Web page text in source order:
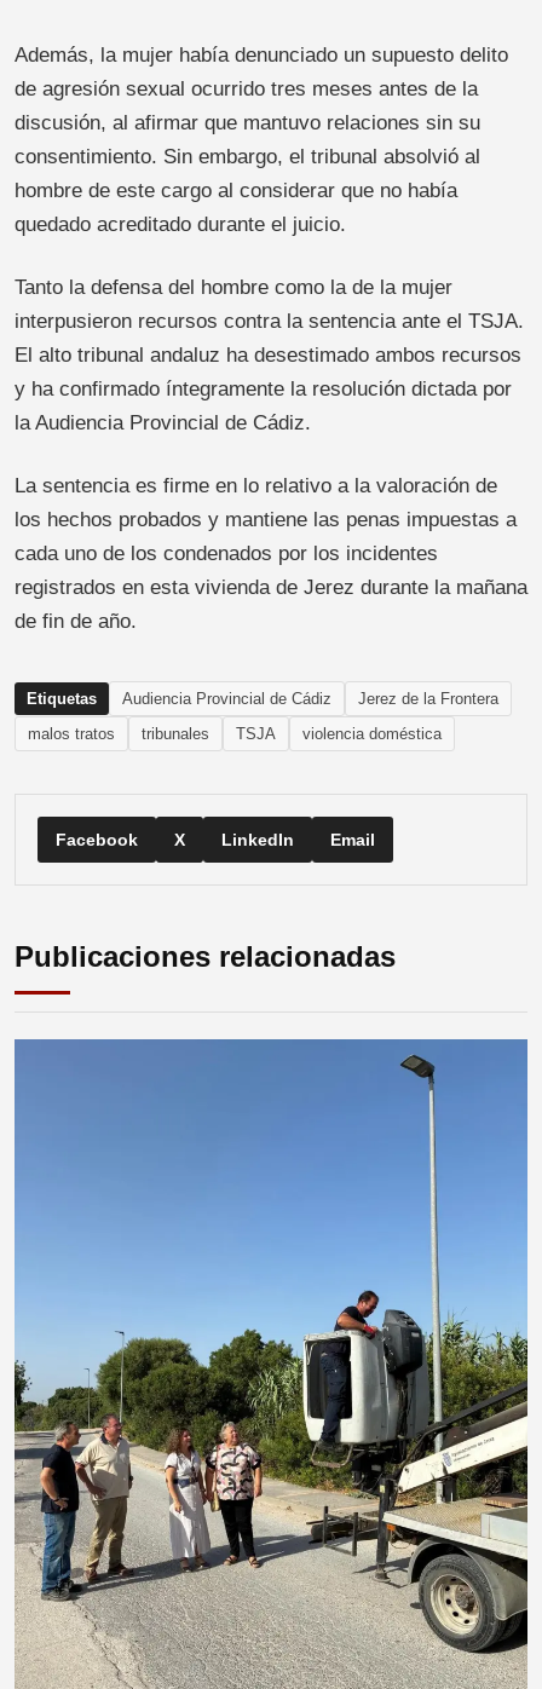
Además, la mujer había denunciado un supuesto delito
de agresión sexual ocurrido tres meses antes de la
discusión, al afirmar que mantuvo relaciones sin su
consentimiento. Sin embargo, el tribunal absolvió al
hombre de este cargo al considerar que no había
quedado acreditado durante el juicio.
Tanto la defensa del hombre como la de la mujer
interpusieron recursos contra la sentencia ante el TSJA.
El alto tribunal andaluz ha desestimado ambos recursos
y ha confirmado íntegramente la resolución dictada por
la Audiencia Provincial de Cádiz.
La sentencia es firme en lo relativo a la valoración de
los hechos probados y mantiene las penas impuestas a
cada uno de los condenados por los incidentes
registrados en esta vivienda de Jerez durante la mañana
de fin de año.
Etiquetas Audiencia Provincial de Cádiz
Jerez de la Frontera
malos tratos
tribunales TSJA violencia doméstica
Facebook X LinkedIn Email
Publicaciones relacionadas